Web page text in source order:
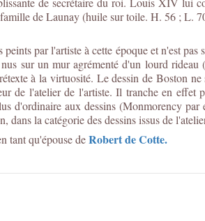
de Launay (huile sur toile. H. 56 ; L.
par l'artiste à cette époque et n'est pas
sur un mur agrémenté d'un lourd
à la virtuosité. Le dessin de Boston
de l'atelier de l'artiste. Il tranche en effet
d'ordinaire aux dessins (Monmorency
dans la catégorie des dessins issus de
tant qu'épouse deRobert de Cotte.